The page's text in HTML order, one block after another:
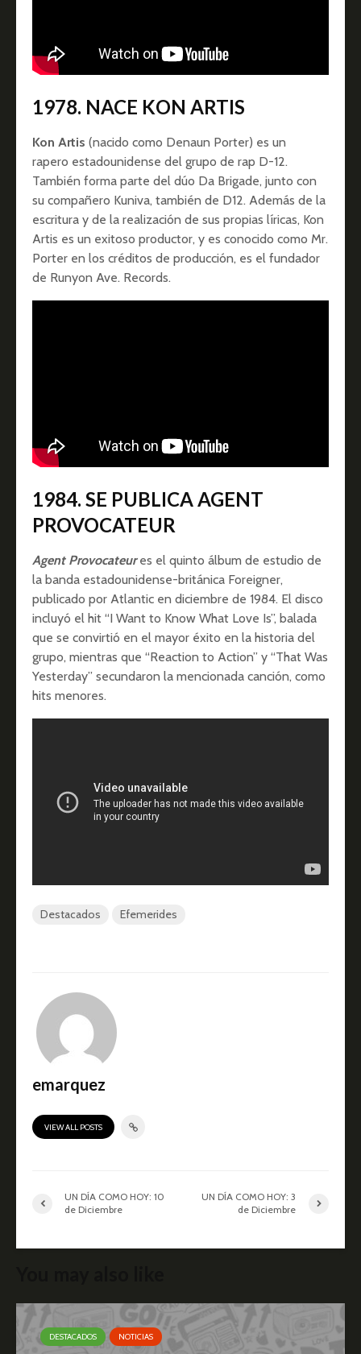
1978. NACE KON ARTIS
Kon Artis (nacido como Denaun Porter) es un
rapero estadounidense del grupo de rap D-12.
También forma parte del dúo Da Brigade, junto con
su compañero Kuniva, también de D12. Además de la
escritura y de la realización de sus propias líricas, Kon
Artis es un exitoso productor, y es conocido como Mr.
Porter en los créditos de producción, es el fundador
de Runyon Ave. Records.
1984. SE PUBLICA AGENT
PROVOCATEUR
Agent Provocateures el quinto álbum de estudio de
la banda estadounidense-británica Foreigner,
publicado por Atlantic en diciembre de 1984. El disco
incluyó el hit “I Want to Know What Love Is”, balada
que se convirtió en el mayor éxito en la historia del
grupo, mientras que “Reaction to Action” y “That Was
Yesterday” secundaron la mencionada canción, como
hits menores.
Destacados Efemerides
emarquez
VIEW ALL POSTS
UN DÍA COMO HOY: 10
de Diciembre
UN DÍA COMO HOY: 3
de Diciembre
DESTACADOS NOTICIAS